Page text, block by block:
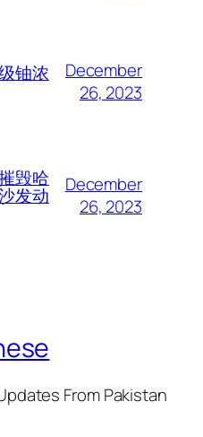
铀浓
December
26, 2023
毁哈
发动
December
26, 2023
From Pakistan